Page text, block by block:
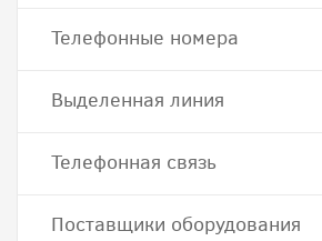
Телефонные номера
Выделенная линия
Телефонная связь
Поставщики оборудования